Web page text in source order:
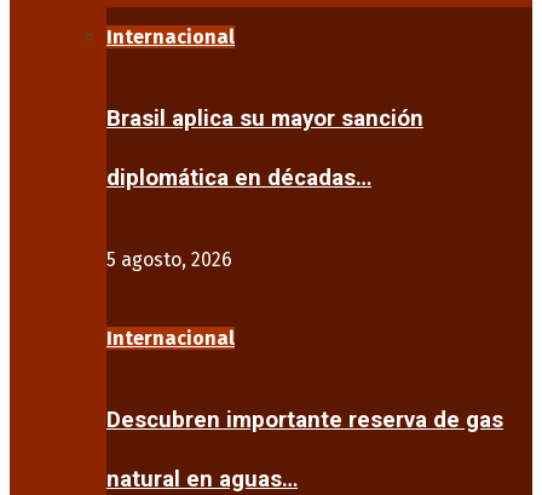
Internacional
Brasil aplica su mayor sanción
diplomática en décadas…
5 agosto, 2026
Internacional
Descubren importante reserva de gas
natural en aguas…